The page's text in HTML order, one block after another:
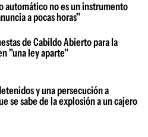
automático no es un instrumento
a pocas horas"
de Cabildo Abierto para la
"una ley aparte"
y una persecución a
se sabe de la explosión a un cajero